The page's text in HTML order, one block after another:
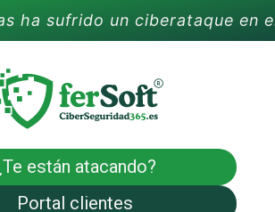
un ciberataque en el
están atacando?
Portal clientes